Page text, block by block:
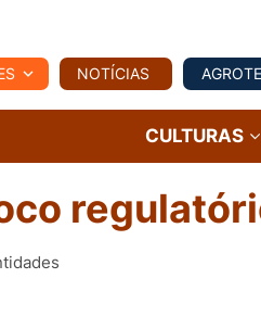
COMERCIAL
NOTÍCIAS
CULTURAS